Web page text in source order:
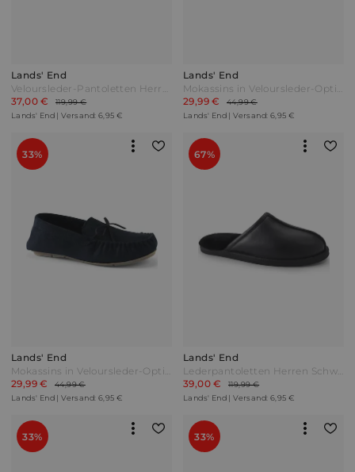
Lands' End
Veloursleder-Pantoletten Herren Braun by Lands' End
37,00 €
119,99 €
Lands' End | Versand: 6,95 €
Lands' End
Mokassins in Veloursleder-Optik Herren Schwarz by Lands' End
29,99 €
44,99 €
Lands' End | Versand: 6,95 €
33%
Lands' End
Mokassins in Veloursleder-Optik Herren Blau by Lands' End
29,99 €
44,99 €
Lands' End | Versand: 6,95 €
67%
Lands' End
Lederpantoletten Herren Schwarz by Lands' End
39,00 €
119,99 €
Lands' End | Versand: 6,95 €
33% 33%